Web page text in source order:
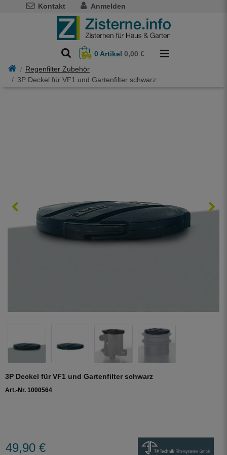
Kontakt Anmelden
0Artikel 0,00 €
Regenfilter Zubehör
3P Deckel für VF1 und Gartenfilter schwarz
3P Deckel für VF1 und Gartenfilter schwarz
Art.-Nr. 1000564
49,90 €